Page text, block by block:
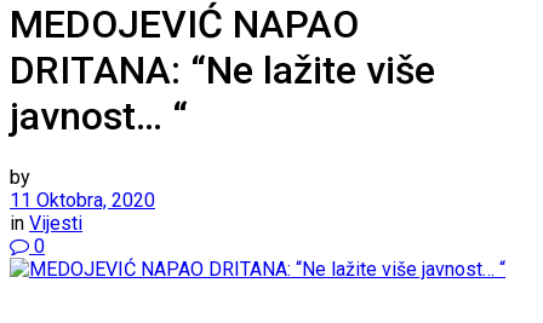
MEDOJEVIĆ NAPAO
DRITANA: “Ne lažite više
javnost… “
by
11 Oktobra, 2020
in Vijesti
0